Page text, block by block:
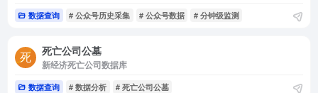
数据查询 # 公众号历史采集 # 公众号数据 # 分钟级监测
死亡公司公墓
新经济死亡公司数据库
数据查询 # 数据分析 # 死亡公司公墓